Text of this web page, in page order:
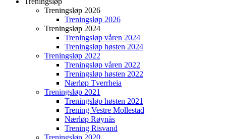
Treningsløp 2026
Treningsløp 2026
Treningsløp 2024
Treningsløp våren 2024
Treningsløp høsten 2024
Treningsløp 2022
Treningsløp våren 2022
Treningsløp høsten 2022
Nærløp Tverrheia
Treningsløp 2021
Treningsløp høsten 2021
Trening Vestre Mollestad
Nærløp Røynås
Trening Risvand
Treningsløp 2020